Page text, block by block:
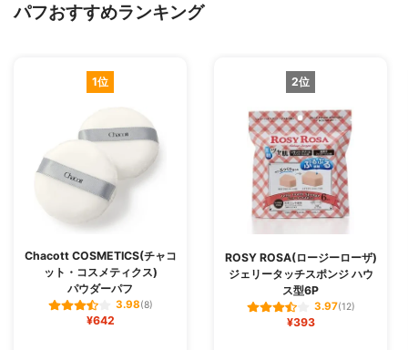
パフおすすめランキング
1位
Chacott COSMETICS(チャコ
ット・コスメティクス)
パウダーパフ
3.98(8)
¥642
2位
ROSY ROSA(ロージーローザ)
ジェリータッチスポンジ ハウ
ス型6P
3.97(12)
¥393